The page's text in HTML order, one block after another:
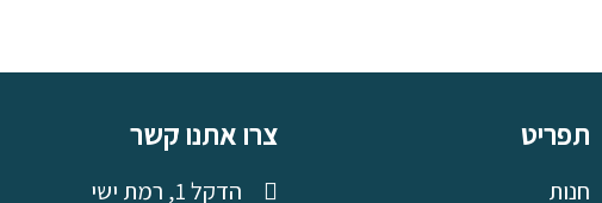
תפריט
חנות
צרו אתנו קשר
הדקל 1, רמת ישי